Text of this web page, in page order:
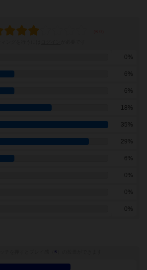
0%
6%
6%
18%
35%
29%
6%
0%
0%
0%
※